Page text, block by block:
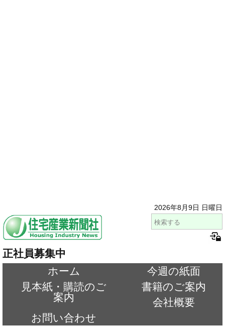
2026年8月9日 日曜日
正社員募集中
ホーム
今週の紙面
見本紙・購読のご
案内
書籍のご案内
会社概要
お問い合わせ